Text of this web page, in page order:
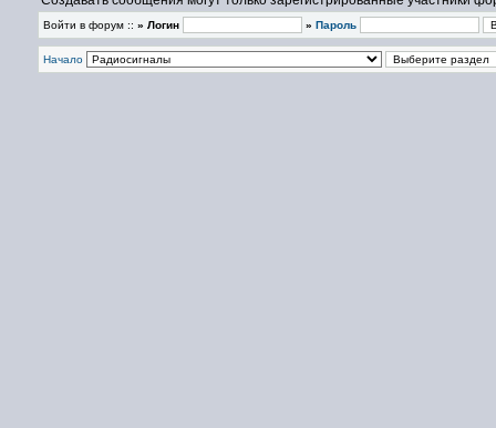
Войти в форум :: » Логин » Пароль
Начало